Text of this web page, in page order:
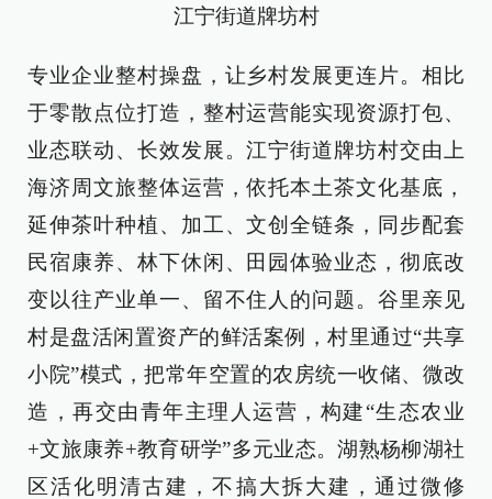
江宁街道牌坊村
专业企业整村操盘，让乡村发展更连片。相比
于零散点位打造，整村运营能实现资源打包、
业态联动、长效发展。江宁街道牌坊村交由上
海济周文旅整体运营，依托本土茶文化基底，
延伸茶叶种植、加工、文创全链条，同步配套
民宿康养、林下休闲、田园体验业态，彻底改
变以往产业单一、留不住人的问题。谷里亲见
村是盘活闲置资产的鲜活案例，村里通过“共享
小院”模式，把常年空置的农房统一收储、微改
造，再交由青年主理人运营，构建“生态农业
+文旅康养+教育研学”多元业态。湖熟杨柳湖社
区活化明清古建，不搞大拆大建，通过微修